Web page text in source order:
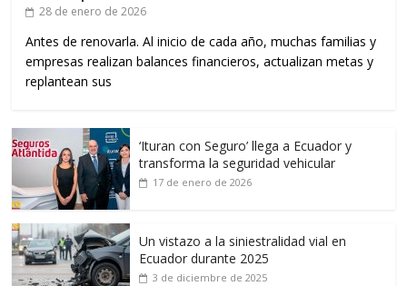
28 de enero de 2026
Antes de renovarla. Al inicio de cada año, muchas familias y
empresas realizan balances financieros, actualizan metas y
replantean sus
‘Ituran con Seguro’ llega a Ecuador y
transforma la seguridad vehicular
17 de enero de 2026
Un vistazo a la siniestralidad vial en
Ecuador durante 2025
3 de diciembre de 2025